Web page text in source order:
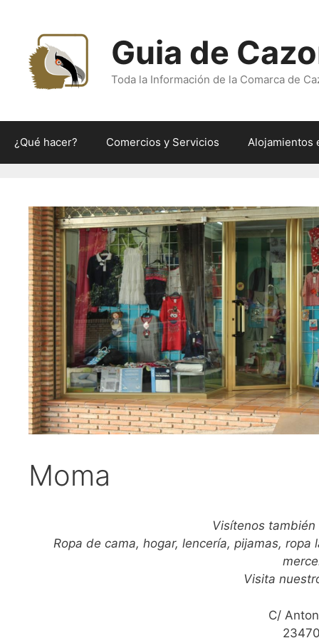
contenido
Guia de
Toda la Información de la Comarca de
¿Qué hacer? Comercios y Servicios Alojamientos
Moma
Visítenos
Ropa de cama, hogar, lencería, pijamas,
Visita
C/